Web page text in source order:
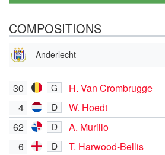
COMPOSITIONS
Anderlecht
30 G
H. Van Crombrugge
4
D
W. Hoedt
62
D A. Murillo
6 D
T. Harwood-Bellis